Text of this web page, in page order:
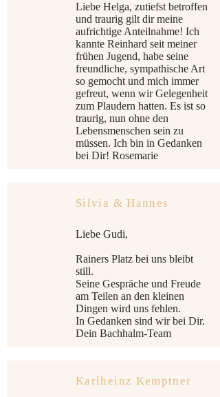
Liebe Helga, zutiefst betroffen
und traurig gilt dir meine
aufrichtige Anteilnahme! Ich
kannte Reinhard seit meiner
frühen Jugend, habe seine
freundliche, sympathische Art
so gemocht und mich immer
gefreut, wenn wir Gelegenheit
zum Plaudern hatten. Es ist so
traurig, nun ohne den
Lebensmenschen sein zu
müssen. Ich bin in Gedanken
bei Dir! Rosemarie
Silvia & Hannes
Liebe Gudi,
Rainers Platz bei uns bleibt
still.
Seine Gespräche und Freude
am Teilen an den kleinen
Dingen wird uns fehlen.
In Gedanken sind wir bei Dir.
Dein Bachhalm-Team
Karlheinz Kemptner